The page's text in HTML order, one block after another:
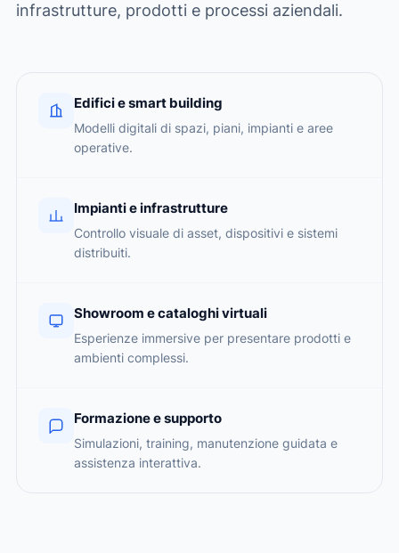
infrastrutture, prodotti e processi aziendali.
Edifici e smart building
Modelli digitali di spazi, piani, impianti e aree
operative.
Impianti e infrastrutture
Controllo visuale di asset, dispositivi e sistemi
distribuiti.
Showroom e cataloghi virtuali
Esperienze immersive per presentare prodotti e
ambienti complessi.
Formazione e supporto
Simulazioni, training, manutenzione guidata e
assistenza interattiva.